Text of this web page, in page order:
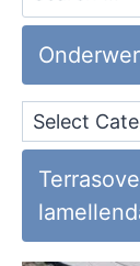
for:
op
Huisvlijt